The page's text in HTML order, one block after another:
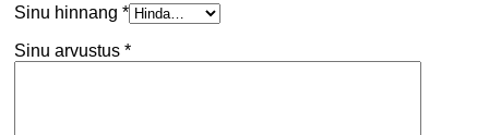
Sinu hinnang *
Sinu arvustus *